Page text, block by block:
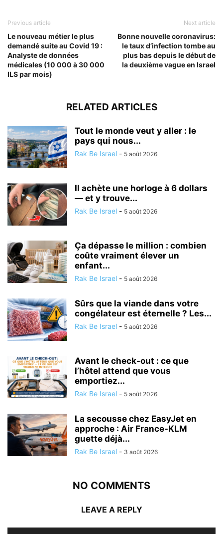
Previous article
Le nouveau métier le plus
demandé suite au Covid 19 :
Analyste de données
médicales (10 000 à 30 000
ILS par mois)
Next article
Bonne nouvelle coronavirus:
le taux d’infection tombe au
plus bas depuis le début de
la deuxième vague en Israel
RELATED ARTICLES
Tout le monde veut y aller : le
pays qui nous...
Rak Be Israel - 5 août 2026
Il achète une horloge à 6 dollars
— et y trouve...
Rak Be Israel - 5 août 2026
Ça dépasse le million : combien
coûte vraiment élever un
enfant...
Rak Be Israel - 5 août 2026
Sûrs que la viande dans votre
congélateur est éternelle ? Les...
Rak Be Israel - 5 août 2026
Avant le check-out : ce que
l’hôtel attend que vous
emportiez...
Rak Be Israel - 5 août 2026
La secousse chez EasyJet en
approche : Air France-KLM
guette déjà...
Rak Be Israel - 3 août 2026
NO COMMENTS
LEAVE A REPLY